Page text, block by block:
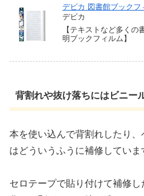
デビカ 図書館ブックフ
デビカ
【テキストなど多く
明ブックフィルム】
背割れや抜け落ちにはビニー
本を使い込んで背割れしたり
はどういうふうに補修していま
セロテープで貼り付けて補修